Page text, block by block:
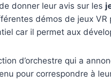
donner leur avis sur les
démos de jeux
car il permet aux
d’orchestre qui a
pour correspondre à